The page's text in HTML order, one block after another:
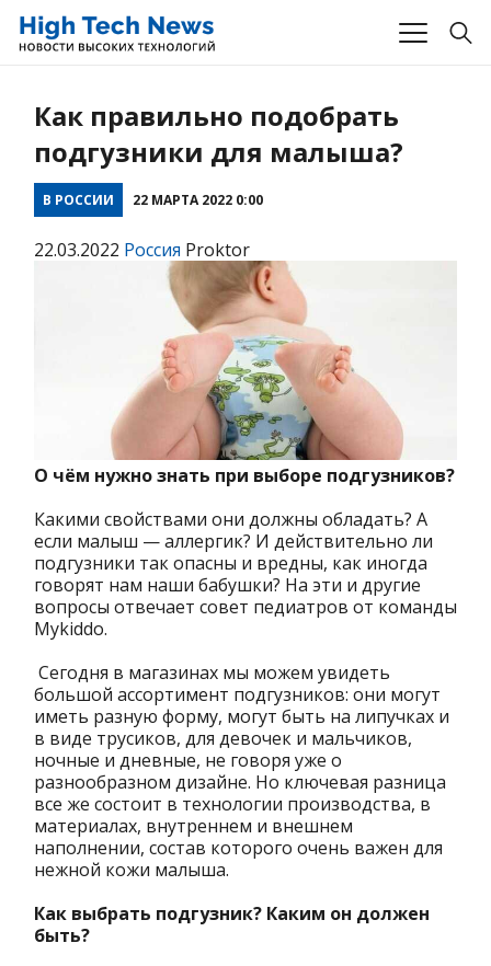
Как правильно подобрать
подгузники для малыша?
В РОССИИ 22 МАРТА 2022 0:00
22.03.2022 Россия Proktor
О чём нужно знать при выборе подгузников?
Какими свойствами они должны обладать? А
если малыш — аллергик? И действительно ли
подгузники так опасны и вредны, как иногда
говорят нам наши бабушки? На эти и другие
вопросы отвечает совет педиатров от команды
Mykiddo.
Сегодня в магазинах мы можем увидеть
большой ассортимент подгузников: они могут
иметь разную форму, могут быть на липучках и
в виде трусиков, для девочек и мальчиков,
ночные и дневные, не говоря уже о
разнообразном дизайне. Но ключевая разница
все же состоит в технологии производства, в
материалах, внутреннем и внешнем
наполнении, состав которого очень важен для
нежной кожи малыша.
Как выбрать подгузник? Каким он должен
быть?